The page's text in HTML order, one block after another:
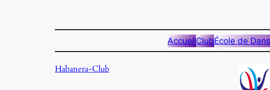
AccueilClubÉcole de
Habanera-Club